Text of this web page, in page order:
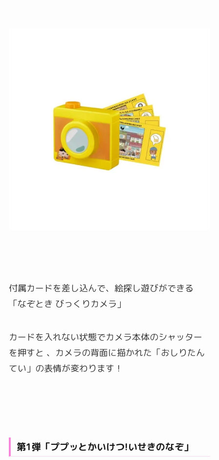
付属カードを差し込んで、絵探し遊びができる
「なぞとき びっくりカメラ」
カードを入れない状態でカメラ本体のシャッター
を押すと 、カメラの背面に描かれた「おしりたん
てい」の表情が変わります！
第1弾「ププッとかいけつ!いせきのなぞ」